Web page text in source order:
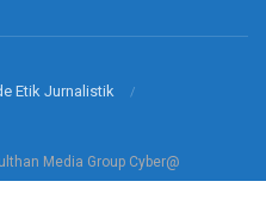
Etik Jurnalistik
Media Group Cyber@